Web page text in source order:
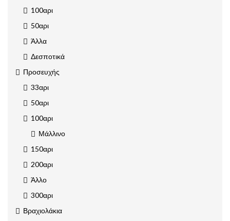
100αρι
50αρι
Άλλα
Δεσποτικά
Προσευχής
33αρι
50αρι
100αρι
Μάλλινο
150αρι
200αρι
Άλλο
300αρι
Βραχιολάκια